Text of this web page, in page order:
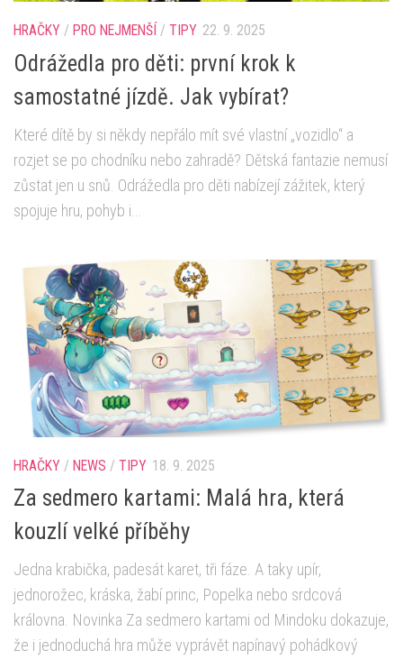
HRAČKY / PRO NEJMENŠÍ / TIPY 22. 9. 2025
Odrážedla pro děti: první krok k
samostatné jízdě. Jak vybírat?
Které dítě by si někdy nepřálo mít své vlastní „vozidlo“ a
rozjet se po chodníku nebo zahradě? Dětská fantazie nemusí
zůstat jen u snů. Odrážedla pro děti nabízejí zážitek, který
spojuje hru, pohyb i...
HRAČKY / NEWS / TIPY 18. 9. 2025
Za sedmero kartami: Malá hra, která
kouzlí velké příběhy
Jedna krabička, padesát karet, tři fáze. A taky upír,
jednorožec, kráska, žabí princ, Popelka nebo srdcová
královna. Novinka Za sedmero kartami od Mindoku dokazuje,
že i jednoduchá hra může vyprávět napínavý pohádkový